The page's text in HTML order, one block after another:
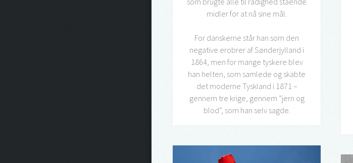
midler for at nå sine mål.
For danskerne står han som den
negative erobrer af Sønderjylland i
1864, men for mange tyskere blev
han helten, som samlede og skabte
det moderne Tyskland i 1871 –
gennem tre krige, gennem ”jern og
blod”, som han selv sagde.